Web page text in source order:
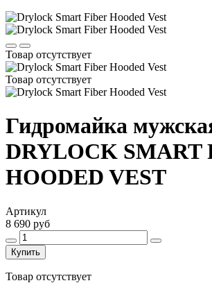
Товар отсутствует
Товар отсутствует
Гидромайка
DRYLOCK SMART
HOODED VEST
Артикул
8 690 руб
Купить
Товар отсутствует